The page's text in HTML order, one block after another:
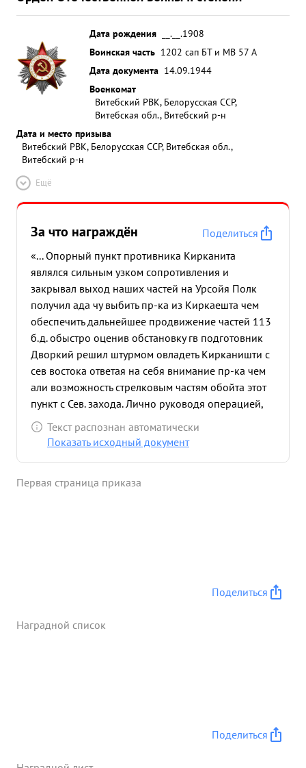
Дата рождения
__.__.1908
Воинская часть 1202 сап БТ и МВ 57 А
Дата документа 14.09.1944
Военкомат
Витебский РВК, Белорусская ССР,
Витебская обл., Витебский р-н
Дата и место призыва
Витебский РВК, Белорусская ССР, Витебская обл.,
Витебский р-н
Ещё
За что награждён
Поделиться
«... Опорный пункт противника Кирканита
являлся сильным узком сопротивления и
закрывал выход наших частей на Урсойя Полк
получил ада чу выбить пр-ка из Киркаешта чем
обеспечить дальнейшее продвижение частей 113
б.д. обыстро оценив обстановку гв подготовник
Дворкий решил штурмом овладеть Кирканишти с
сев востока ответая на себя внимание пр-ка чем
али возможность стрелковым частям обойта этот
пункт с Сев. захода. Лично руководя операцией,
находясь на боевой машине гв подполковник
Дворкий самоходные установки на штурм
поставленную задачу выполнил и обеспечил
уничтожено: пулеметов % Л 4, 40 немецких солдат
батарей гв. под полковник Дворкию заслуживает
Текст распознан автоматически
Показать исходный документ
Первая страница приказа
Поделиться
Наградной список
Поделиться